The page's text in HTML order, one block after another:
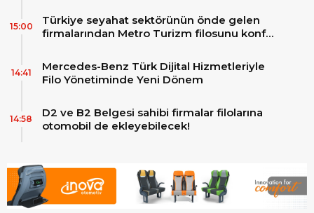
Türkiye seyahat sektörünün önde gelen
firmalarından Metro Turizm filosunu konfor
MAN Skyliner ile güçlendirdi!
15:00
Mercedes-Benz Türk Dijital Hizmetleriyle
Filo Yönetiminde Yeni Dönem
14:41
D2 ve B2 Belgesi sahibi firmalar filolarına
otomobil de ekleyebilecek!
14:58